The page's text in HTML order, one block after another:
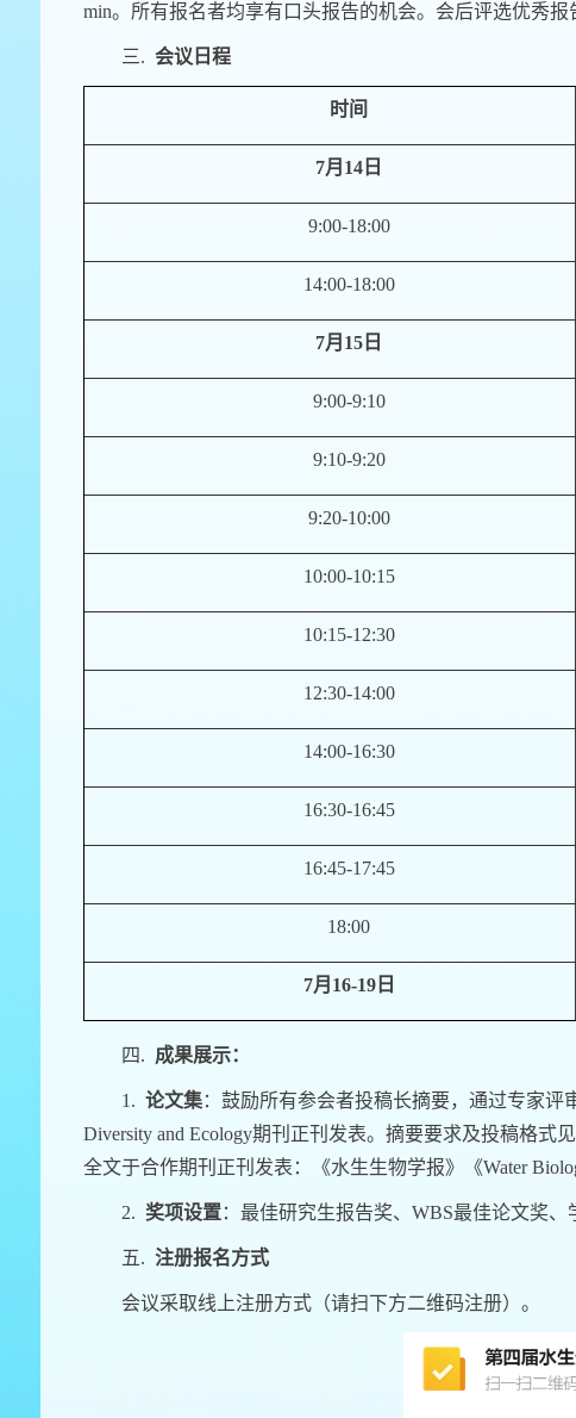
min。所有报名者均享有口头报告的机会。会后评选优秀报
三. 会议 日程
时间
7月 14 日
9:00-18:00
14:00-18:00
7月 15 日
9:00-9:10
9:10-9:20
9:20-10:00
10:00-10:15
10:15-12:30
12:30-14:00
14:00-16:30
16:30-16:45
16:45-17:45
18:00
7月 16-19日
四. 成果展示：
1. 论文集：鼓励所有参会者投稿长摘要，通过专家
Diversity and Ecology期刊正刊发表。摘要要求及投稿格式
全文于合作期刊正刊发表：《水生生物学报》《Water
2. 奖项设置：最佳研究生报告奖、 WBS最佳论文奖、
五. 注册报名方式
会议采取线上注册方式（请扫下方二维码注册）。